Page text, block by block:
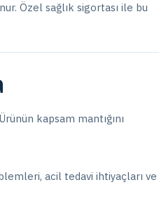
Özel sağlık sigortası ile bu
kapsam mantığını
acil tedavi ihtiyaçları ve